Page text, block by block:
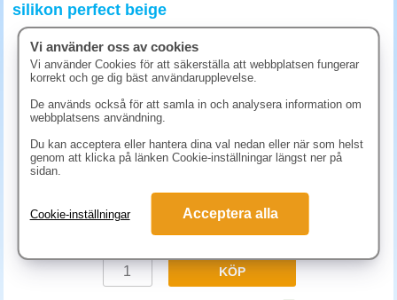
silikon perfect beige
286.30 kr (inkl. moms)
KÖP
Vi använder oss av cookies
Vi använder Cookies för att säkerställa att webbplatsen fungerar
korrekt och ge dig bäst användarupplevelse.
De används också för att samla in och analysera information om
webbplatsens användning.
Du kan acceptera eller hantera dina val nedan eller när som helst
genom att klicka på länken Cookie-inställningar längst ner på
sidan.
Cookie-inställningar Acceptera alla